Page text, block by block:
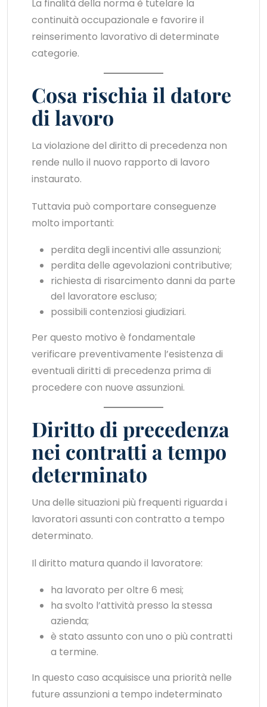
La finalità della norma è tutelare la
continuità occupazionale e favorire il
reinserimento lavorativo di determinate
categorie.
Cosa rischia il datore
di lavoro
La violazione del diritto di precedenza non
rende nullo il nuovo rapporto di lavoro
instaurato.
Tuttavia può comportare conseguenze
molto importanti:
perdita degli incentivi alle assunzioni;
perdita delle agevolazioni contributive;
richiesta di risarcimento danni da parte
del lavoratore escluso;
possibili contenziosi giudiziari.
Per questo motivo è fondamentale
verificare preventivamente l’esistenza di
eventuali diritti di precedenza prima di
procedere con nuove assunzioni.
Diritto di precedenza
nei contratti a tempo
determinato
Una delle situazioni più frequenti riguarda i
lavoratori assunti con contratto a tempo
determinato.
Il diritto matura quando il lavoratore:
ha lavorato per oltre 6 mesi;
ha svolto l’attività presso la stessa
azienda;
è stato assunto con uno o più contratti
a termine.
In questo caso acquisisce una priorità nelle
future assunzioni a tempo indeterminato